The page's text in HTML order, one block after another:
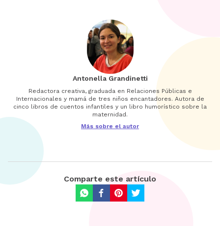
Antonella Grandinetti
Redactora creativa, graduada en Relaciones Públicas e
Internacionales y mamá de tres niños encantadores. Autora de
cinco libros de cuentos infantiles y un libro humorístico sobre la
maternidad.
Más sobre el autor
Comparte este artículo